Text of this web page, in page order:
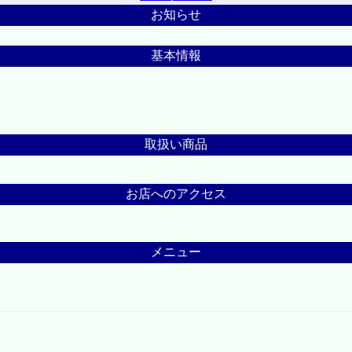
お知らせ
基本情報
取扱い商品
お店へのアクセス
メニュー